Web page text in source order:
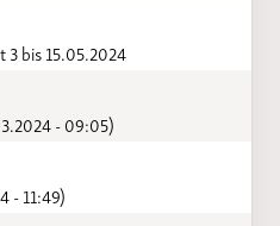
bis 15.05.2024
- 09:05)
- 11:49)